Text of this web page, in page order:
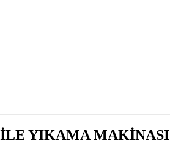
YIKAMA MAKİNASI